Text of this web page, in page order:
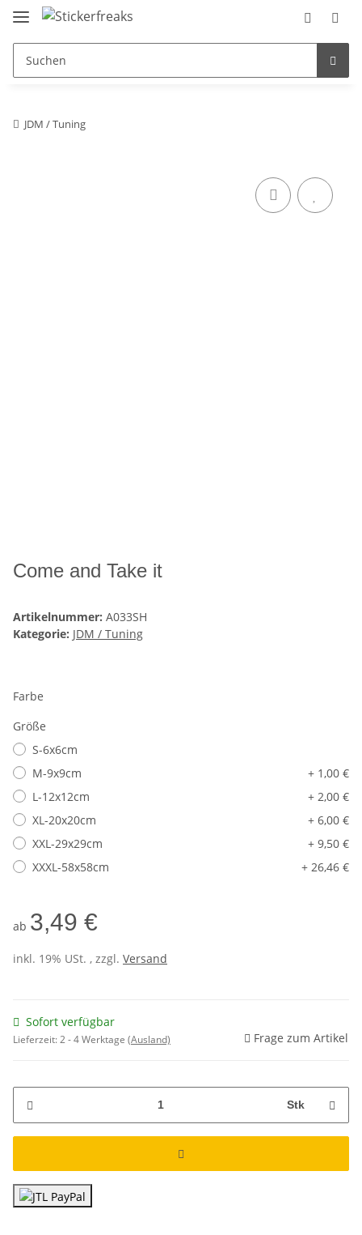
JDM / Tuning
Come and Take it
Artikelnummer: A033SH
Kategorie: JDM / Tuning
Farbe
Größe
S-6x6cm
M-9x9cm
+ 1,00 €
L-12x12cm
+ 2,00 €
XL-20x20cm
+ 6,00 €
XXL-29x29cm
+ 9,50 €
XXXL-58x58cm
+ 26,46 €
ab 3,49 €
inkl. 19% USt. , zzgl. Versand
Sofort verfügbar
Lieferzeit:2 - 4 Werktage (Ausland) Frage zum Artikel
Stk